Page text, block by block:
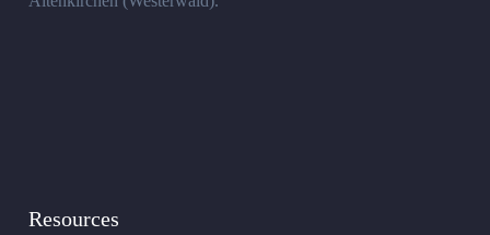
Resources